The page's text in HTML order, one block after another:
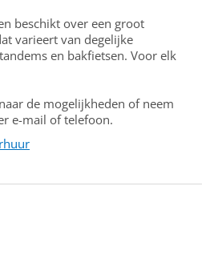
beschikt over een groot
varieert van degelijke
en bakfietsen. Voor elk
de mogelijkheden of neem
e-mail of telefoon.